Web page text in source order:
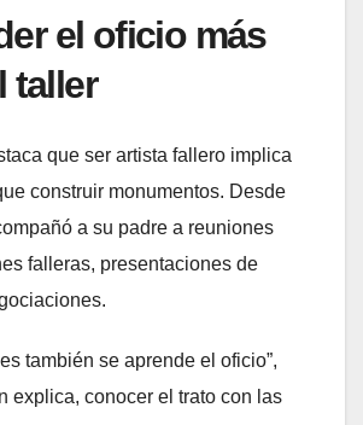
el oficio más
taller
que ser artista fallero implica
construir monumentos. Desde
a su padre a reuniones
falleras, presentaciones de
también se aprende el oficio”,
explica, conocer el trato con las